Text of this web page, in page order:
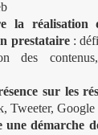
la réalisation
prestataire:
des
sur les
Tweeter, Google
démarche